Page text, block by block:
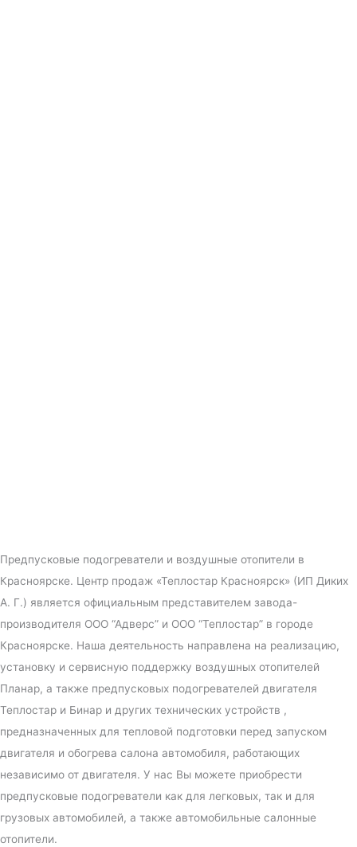
Предпусковые подогреватели и воздушные отопители в
Красноярске. Центр продаж «Теплостар Красноярск» (ИП Диких
А. Г.) является официальным представителем завода-
производителя ООО “Адверс” и ООО “Теплостар” в городе
Красноярске. Наша деятельность направлена на реализацию,
установку и сервисную поддержку воздушных отопителей
Планар, а также предпусковых подогревателей двигателя
Теплостар и Бинар и других технических устройств ,
предназначенных для тепловой подготовки перед запуском
двигателя и обогрева салона автомобиля, работающих
независимо от двигателя. У нас Вы можете приобрести
предпусковые подогреватели как для легковых, так и для
грузовых автомобилей, а также автомобильные салонные
отопители.